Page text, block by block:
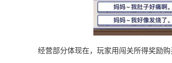
经营部分体现在，玩家用闯关所得奖励